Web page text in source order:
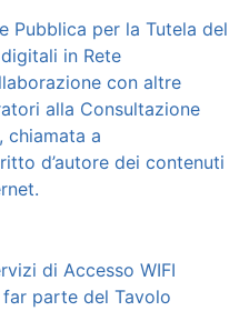
Pubblica per la Tutela del
in Rete
con altre
alla Consultazione
chiamata a
d’autore dei contenuti
di Accesso WIFI
parte del Tavolo